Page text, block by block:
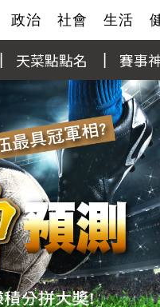
政治 社會 生活
天菜點點名 賽事